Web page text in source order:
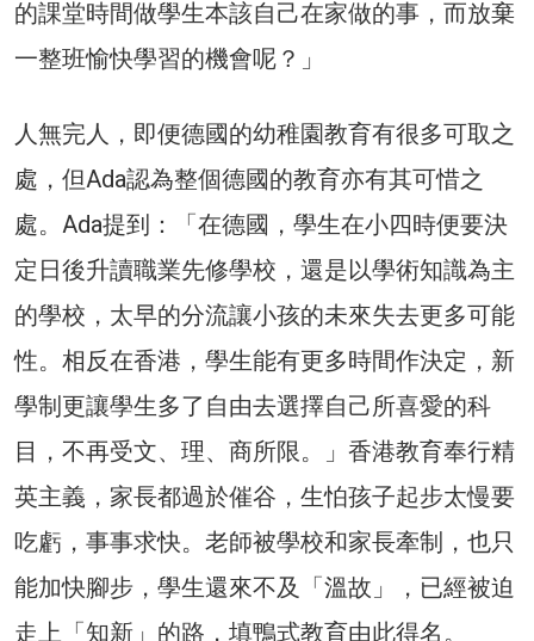
的課堂時間做學生本該自己在家做的事，而放棄
一整班愉快學習的機會呢？」
人無完人，即便德國的幼稚園教育有很多可取之
處，但Ada認為整個德國的教育亦有其可惜之
處。Ada提到：「在德國，學生在小四時便要決
定日後升讀職業先修學校，還是以學術知識為主
的學校，太早的分流讓小孩的未來失去更多可能
性。相反在香港，學生能有更多時間作決定，新
學制更讓學生多了自由去選擇自己所喜愛的科
目，不再受文、理、商所限。」香港教育奉行精
英主義，家長都過於催谷，生怕孩子起步太慢要
吃虧，事事求快。老師被學校和家長牽制，也只
能加快腳步，學生還來不及「溫故」，已經被迫
走上「知新」的路，填鴨式教育由此得名。